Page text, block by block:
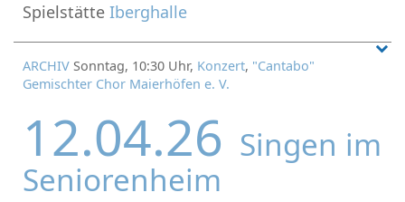
Spielstätte Iberghalle
ARCHIV Sonntag, 10:30 Uhr, Konzert, "Cantabo"
Gemischter Chor Maierhöfen e. V.
12.04.26 Singen im
Seniorenheim